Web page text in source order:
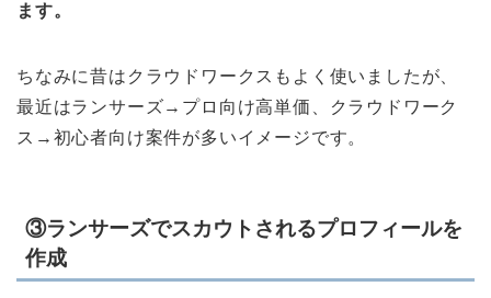
ます。
ちなみに昔はクラウドワークスもよく使いましたが、
最近はランサーズ→プロ向け高単価、クラウドワーク
ス→初心者向け案件が多いイメージです。
③ランサーズでスカウトされるプロフィールを
作成